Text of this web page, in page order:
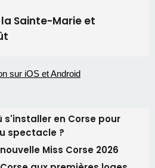
s'installer en Corse pour
spectacle ?
Miss Corse 2026
pas avant 2081
marqué par une
dans les restaurants